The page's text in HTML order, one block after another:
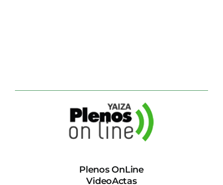
Plenos OnLine
VideoActas